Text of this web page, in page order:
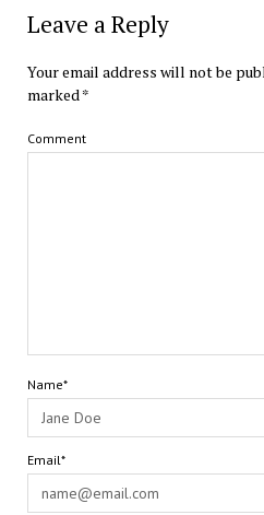
Leave a Reply
Your email address will not be
marked*
Comment
Name*
Email*